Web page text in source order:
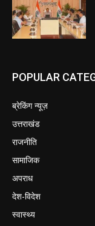
POPULAR
ब्रेकिंग न्यूज़
उत्तराखंड
राजनीति
सामाजिक
अपराध
देश-विदेश
स्वास्थ्य